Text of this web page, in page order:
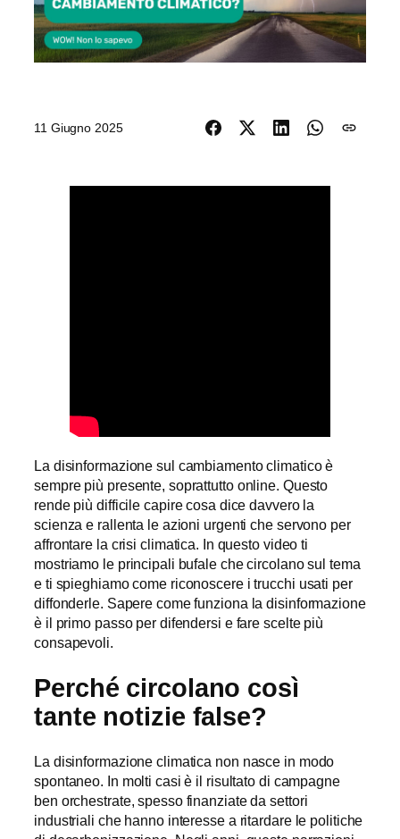
11 Giugno 2025
La disinformazione sul cambiamento climatico è
sempre più presente, soprattutto online. Questo
rende più difficile capire cosa dice davvero la
scienza e rallenta le azioni urgenti che servono per
affrontare la crisi climatica. In questo video ti
mostriamo le principali bufale che circolano sul tema
e ti spieghiamo come riconoscere i trucchi usati per
diffonderle. Sapere come funziona la disinformazione
è il primo passo per difendersi e fare scelte più
consapevoli.
Perché circolano così
tante notizie false?
La disinformazione climatica non nasce in modo
spontaneo. In molti casi è il risultato di campagne
ben orchestrate, spesso finanziate da settori
industriali che hanno interesse a ritardare le politiche